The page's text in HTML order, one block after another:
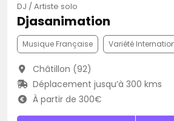
DJ / Artiste solo
Djasanimation
Musique Française Variété
Châtillon (92)
Déplacement jusqu’à 300 kms
À partir de 300€